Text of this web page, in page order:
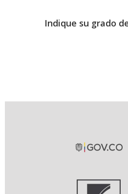
Indique su grado